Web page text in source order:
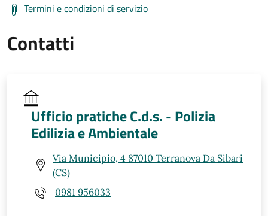
Termini e condizioni di servizio
Contatti
Ufficio pratiche C.d.s. - Polizia
Edilizia e Ambientale
Via Municipio, 4 87010 Terranova Da Sibari
(CS)
0981 956033